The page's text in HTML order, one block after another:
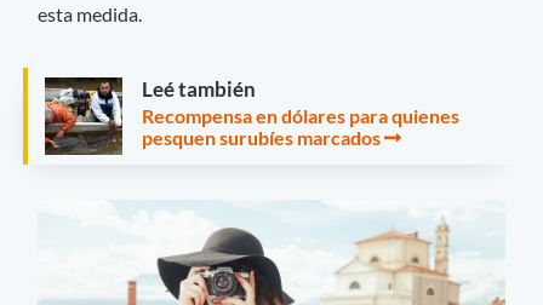
esta medida.
Leé también
Recompensa en dólares para quienes
pesquen surubíes marcados